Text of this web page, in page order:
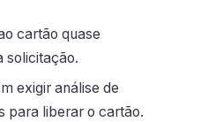
cartão quase
solicitação.
exigir análise de
para liberar o cartão.